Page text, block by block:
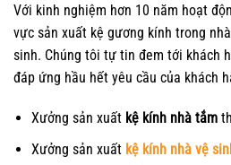
Với kinh nghiệm hơn 10 năm hoạt
vực sản xuất kệ gương kính trong
sinh. Chúng tôi tự tin đem tới khách
đáp ứng hầu hết yêu cầu của khách
Xưởng sản xuất kệ kính nhà tắm
Xưởng sản xuất kệ kính nhà vệ